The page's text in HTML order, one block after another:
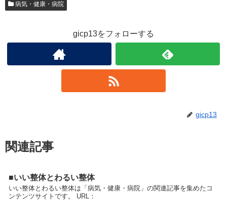
病気・健康・病院
gicp13をフォローする
gicp13
関連記事
■いい整体とわるい整体
いい整体とわるい整体は「病気・健康・病院」の関連記事を集めたコ
ンテンツサイトです。 URL：